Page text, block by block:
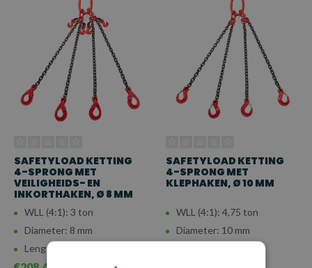
SAFETYLOAD KETTING
4-SPRONG MET
VEILIGHEIDS- EN
INKORTHAKEN, Ø 8 MM
WLL (4:1): 3 ton
Diameter: 8 mm
Lengte: 0,5 - 5 m
SAFETYLOAD KETTING
4-SPRONG MET
KLEPHAKEN, Ø 10 MM
WLL (4:1): 4,75 ton
Diameter: 10 mm